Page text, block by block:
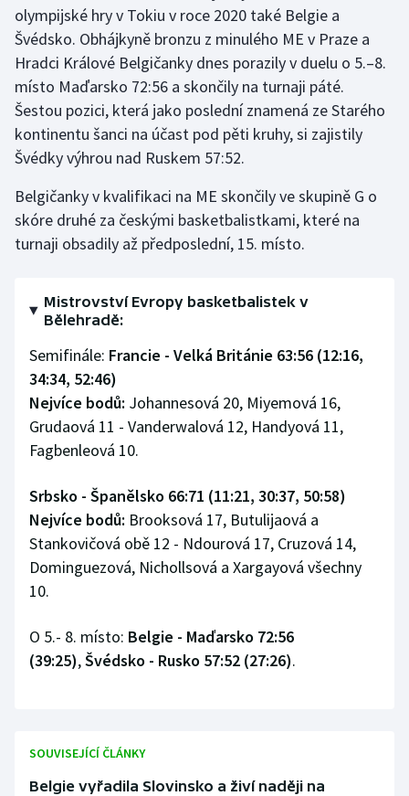
olympijské hry v Tokiu v roce 2020 také Belgie a
Švédsko. Obhájkyně bronzu z minulého ME v Praze a
Hradci Králové Belgičanky dnes porazily v duelu o 5.–8.
místo Maďarsko 72:56 a skončily na turnaji páté.
Šestou pozici, která jako poslední znamená ze Starého
kontinentu šanci na účast pod pěti kruhy, si zajistily
Švédky výhrou nad Ruskem 57:52.
Belgičanky v kvalifikaci na ME skončily ve skupině G o
skóre druhé za českými basketbalistkami, které na
turnaji obsadily až předposlední, 15. místo.
Mistrovství Evropy basketbalistek v
Bělehradě:
Semifinále: Francie - Velká Británie 63:56 (12:16,
34:34, 52:46)
Nejvíce bodů: Johannesová 20, Miyemová 16,
Grudaová 11 - Vanderwalová 12, Handyová 11,
Fagbenleová 10.
Srbsko - Španělsko 66:71 (11:21, 30:37, 50:58)
Nejvíce bodů: Brooksová 17, Butulijaová a
Stankovičová obě 12 - Ndourová 17, Cruzová 14,
Dominguezová, Nichollsová a Xargayová všechny
10.
O 5.- 8. místo: Belgie - Maďarsko 72:56
(39:25),Švédsko - Rusko 57:52 (27:26).
SOUVISEJÍCÍ ČLÁNKY
Belgie vyřadila Slovinsko a živí naději na